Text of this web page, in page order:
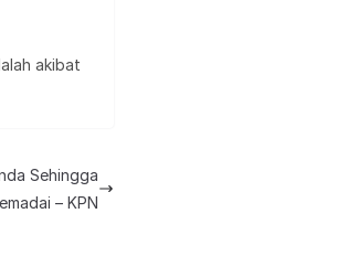
akibat
Sehingga
– KPN